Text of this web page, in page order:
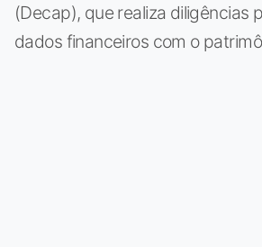
(Decap), que realiza diligências
dados financeiros com o